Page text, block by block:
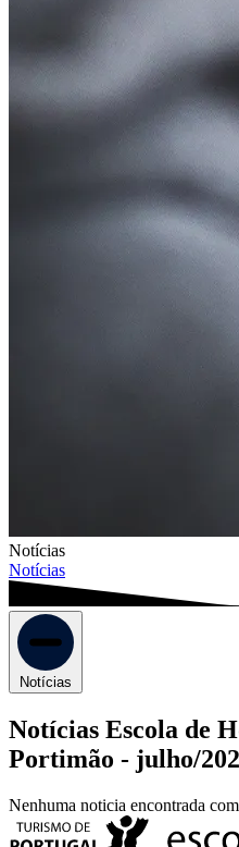
Notícias
Notícias
Notícias
Notícias Escola de
Portimão - julho/
Nenhuma noticia encontrada